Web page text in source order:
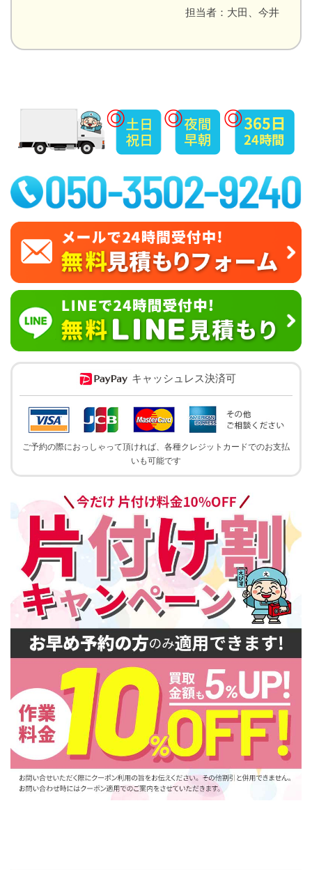
担当者：大田、今井
キャッシュレス決済可
ご予約の際におっしゃって頂ければ、各種クレジットカードでのお支払
いも可能です